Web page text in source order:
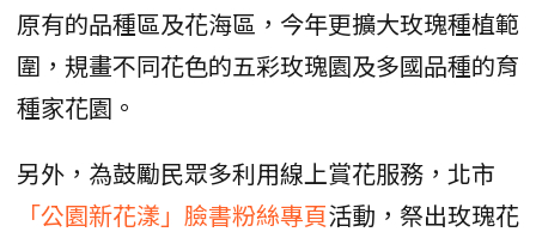
原有的品種區及花海區，今年更擴大玫瑰種植範
圍，規畫不同花色的五彩玫瑰園及多國品種的育
種家花園。
另外，為鼓勵民眾多利用線上賞花服務，北市
「公園新花漾」臉書粉絲專頁活動，祭出玫瑰花